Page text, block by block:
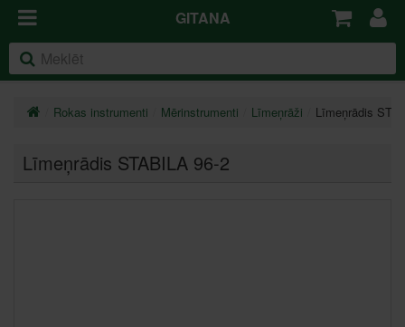
GITANA
Rokas instrumenti Mērinstrumenti Līmeņrāži Līmeņrādis
Līmeņrādis STABILA 96-2